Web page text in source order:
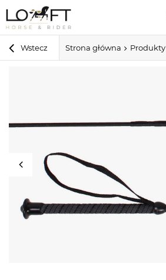
Wstecz Strona główna Produkty